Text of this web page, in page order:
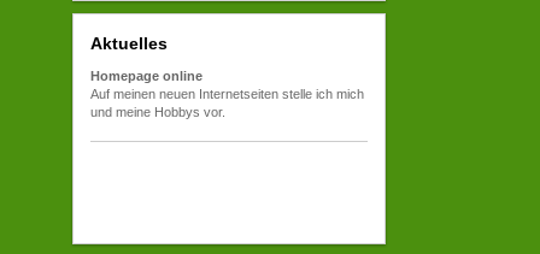
Aktuelles
Homepage online
Auf meinen neuen Internetseiten stelle ich mich
und meine Hobbys vor.